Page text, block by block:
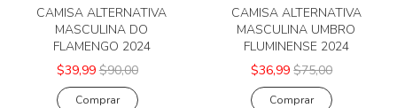
CAMISA ALTERNATIVA
MASCULINA DO
FLAMENGO 2024
$39,99 $90,00
Comprar
CAMISA ALTERNATIVA
MASCULINA UMBRO
FLUMINENSE 2024
$36,99 $75,00
Comprar